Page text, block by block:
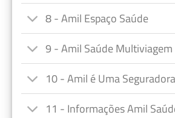
8 - Amil Espaço Saúde
9 - Amil Saúde Multiviagem
10 - Amil é Uma Seguradora
11 - Informações Amil